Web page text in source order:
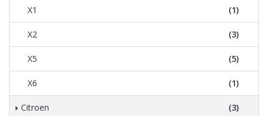
X1 (1)
X2 (3)
X5 (5)
X6 (1)
Citroen (3)